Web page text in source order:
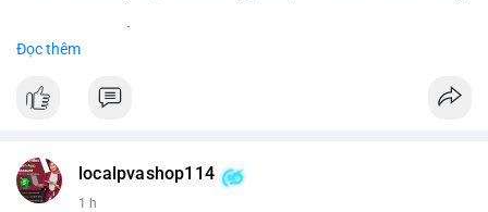
📞 WhatsApp: +1 660 215-8938
📧 Email: localpvashop@gmail.com
của bạn!
Đọc thêm
localpvashop114
1 h